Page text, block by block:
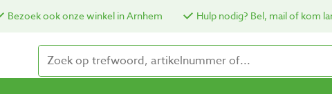
Bezoek ook onze winkel in Arnhem Hulp nodig? Bel, mail of kom